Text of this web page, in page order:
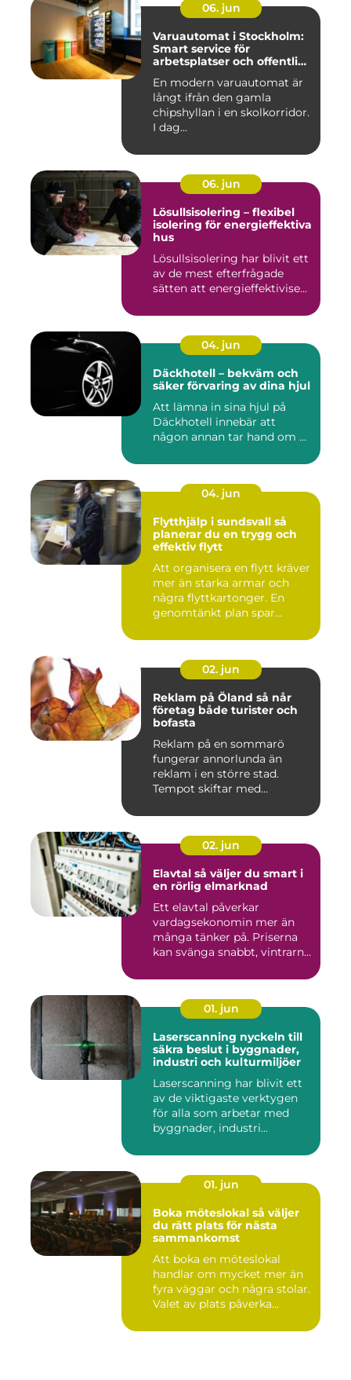
06. jun
Varuautomat i Stockholm:
Smart service för
arbetsplatser och offentliga
En modern varuautomat är
långt ifrån den gamla
chipshyllan i en skolkorridor.
I dag...
06. jun
Lösullsisolering – flexibel
isolering för energieffektiva
hus
Lösullsisolering har blivit ett
av de mest efterfrågade
sätten att energieffektivise...
04. jun
Däckhotell – bekväm och
säker förvaring av dina hjul
Att lämna in sina hjul på
Däckhotell innebär att
någon annan tar hand om ...
04. jun
Flytthjälp i sundsvall så
planerar du en trygg och
effektiv flytt
Att organisera en flytt kräver
mer än starka armar och
några flyttkartonger. En
genomtänkt plan spar...
02. jun
Reklam på Öland så når
företag både turister och
bofasta
Reklam på en sommarö
fungerar annorlunda än
reklam i en större stad.
Tempot skiftar med
02. jun
Elavtal så väljer du smart i
en rörlig elmarknad
Ett elavtal påverkar
vardagsekonomin mer än
många tänker på. Priserna
kan svänga snabbt, vintrarna
01. jun
Laserscanning nyckeln till
säkra beslut i byggnader,
industri och kulturmiljöer
Laserscanning har blivit ett
av de viktigaste verktygen
för alla som arbetar med
byggnader, industri...
01. jun
Boka möteslokal så väljer
du rätt plats för nästa
sammankomst
Att boka en möteslokal
handlar om mycket mer än
fyra väggar och några stolar.
Valet av plats påverka...